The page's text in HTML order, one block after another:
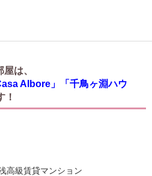
は、
Albore」「千鳥ヶ淵ハウ
！
高級賃貸マンション